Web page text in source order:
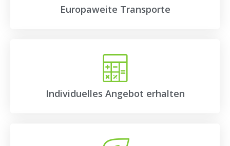
Europaweite Transporte
Individuelles Angebot erhalten